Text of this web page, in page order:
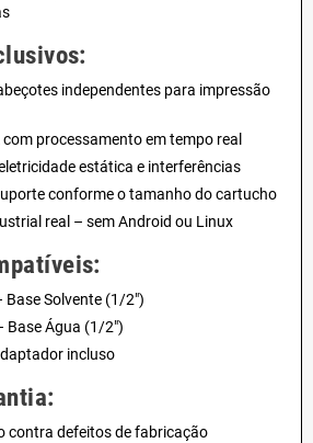
independentes para impressão
processamento em tempo real
estática e interferências
conforme o tamanho do cartucho
real – sem Android ou Linux
Solvente (1/2")
Base Água (1/2")
incluso
contra defeitos de fabricação